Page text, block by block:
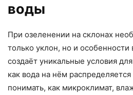
воды
При озеленении на склонах
только уклон, но и
создаёт уникальные условия
как вода на нём
понимать, как микроклимат,